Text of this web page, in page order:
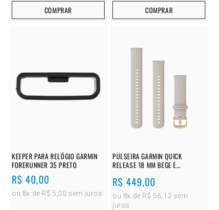
COMPRAR COMPRAR
KEEPER PARA RELÓGIO GARMIN
FORERUNNER 35 PRETO
Preço
normal
R$ 40,00
ou 8x de R$ 5,00 sem juros
PULSEIRA GARMIN QUICK
RELEASE 18 MM BEGE E
Preço
normal
R$ 449,00
ou 8x de R$ 56,12 sem
juros